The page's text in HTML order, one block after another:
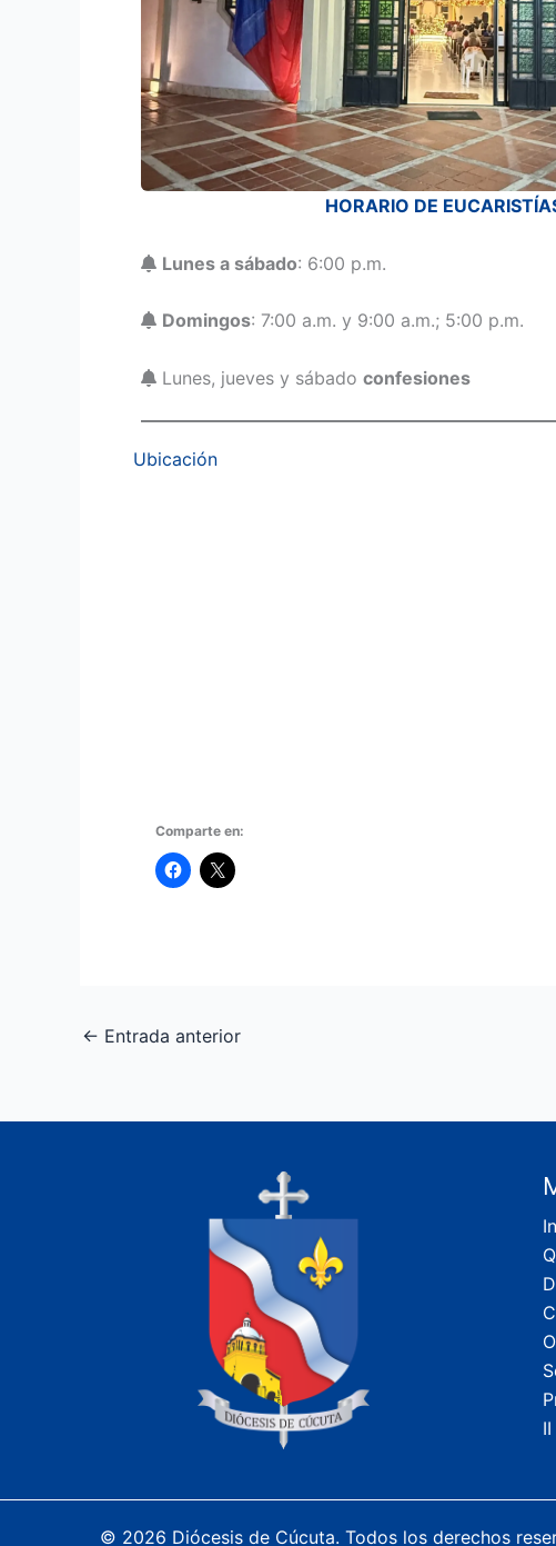
HORARIO DE
Lunes a sábado: 6:00 p.m.
Domingos: 7:00 a.m. y 9:00 a.m.; 5:00 p.m.
Lunes, jueves y sábadoconfesiones
Ubicación
Comparte en:
← Entrada anterior
© 2026 Diócesis de Cúcuta. Todos los derechos